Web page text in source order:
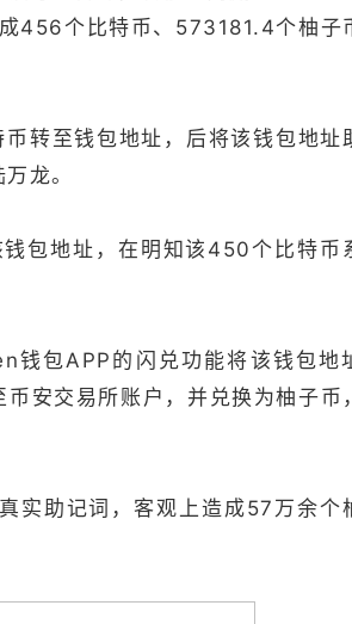
456个比特币、573181.4个柚子
转至钱包地址，后将该钱包地址
龙。
包地址，在明知该450个比特币
包APP的闪兑功能将该钱包地
安交易所账户，并兑换为柚子币
实助记词，客观上造成57万余个